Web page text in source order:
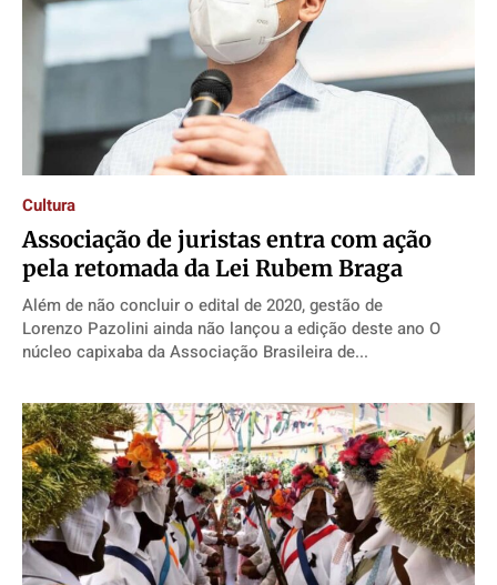
Cultura
Associação de juristas entra com ação
pela retomada da Lei Rubem Braga
Além de não concluir o edital de 2020, gestão de
Lorenzo Pazolini ainda não lançou a edição deste ano O
núcleo capixaba da Associação Brasileira de...